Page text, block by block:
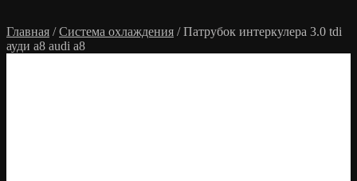
Главная /Система охлаждения / Патрубок интеркулера 3.0 tdi
ауди а8 audi a8